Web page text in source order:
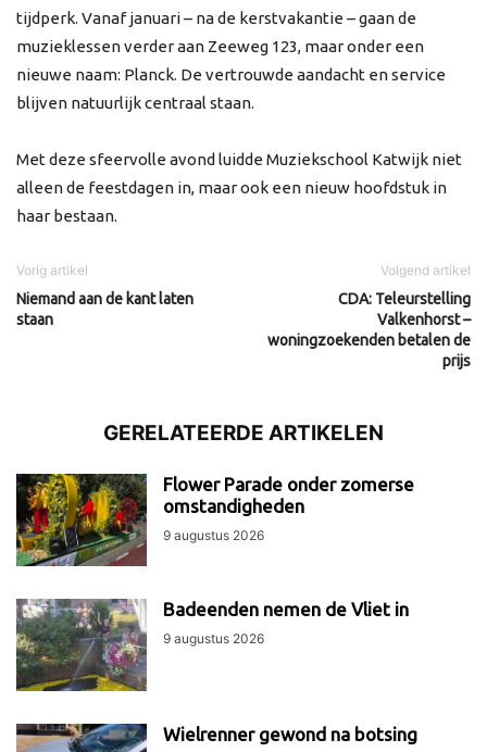
tijdperk. Vanaf januari – na de kerstvakantie – gaan de
muzieklessen verder aan Zeeweg 123, maar onder een
nieuwe naam: Planck. De vertrouwde aandacht en service
blijven natuurlijk centraal staan.
Met deze sfeervolle avond luidde Muziekschool Katwijk niet
alleen de feestdagen in, maar ook een nieuw hoofdstuk in
haar bestaan.
Vorig artikel
Niemand aan de kant laten
staan
Volgend artikel
CDA: Teleurstelling
Valkenhorst –
woningzoekenden betalen de
prijs
GERELATEERDE ARTIKELEN
Flower Parade onder zomerse
omstandigheden
9 augustus 2026
Badeenden nemen de Vliet in
9 augustus 2026
Wielrenner gewond na botsing